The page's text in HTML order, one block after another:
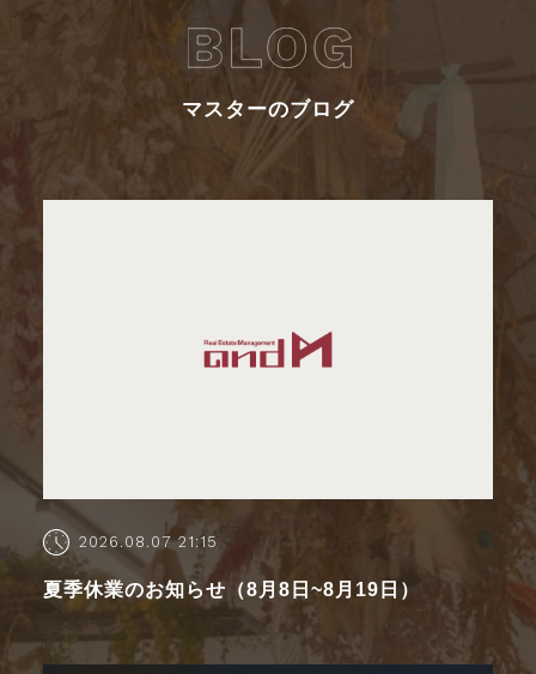
マスターのブログ
2026.08.07 21:15
夏季休業のお知らせ（8月8日~8月19日）